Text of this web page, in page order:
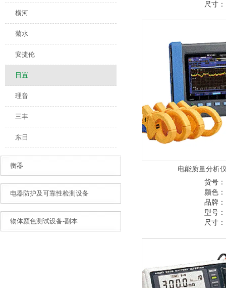
横河
菊水
安捷伦
日置
理音
三丰
东日
衡器
电器防护及可靠性检测设备
物体颜色测试设备-副本
尺寸：
电能质量分析
货号：
颜色：
品牌：
型号：
尺寸：